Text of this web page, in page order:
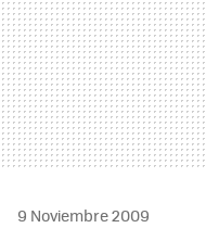
9 Noviembre 2009